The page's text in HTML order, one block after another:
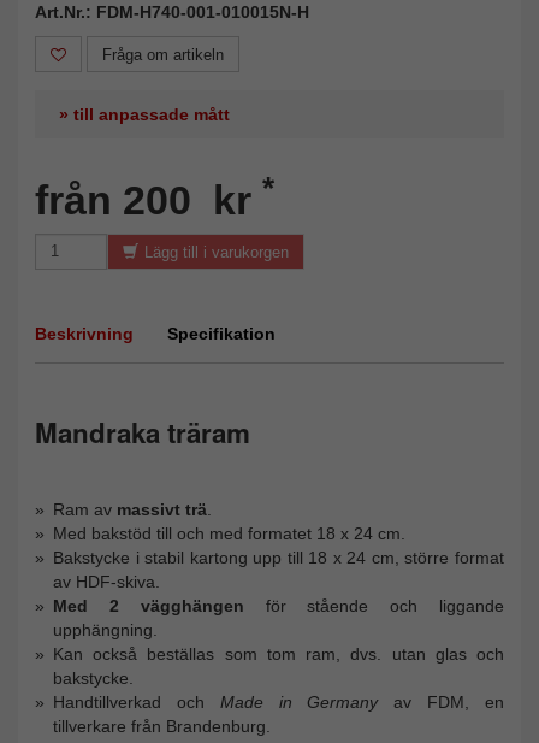
Art.Nr.: FDM-H740-001-010015N-H
Fråga om artikeln
» till anpassade mått
från 200 kr *
Lägg till i varukorgen
Beskrivning Specifikation
Mandraka träram
Ram av massivt trä
Med bakstöd till och med formatet 18 x 24 cm.
Bakstycke i stabil kartong upp till 18 x 24 cm, större format
av HDF-skiva.
Med 2 vägghängen för stående och liggande
upphängning.
Kan också beställas som tom ram, dvs. utan glas och
bakstycke.
Handtillverkad och Made in Germanyav FDM, en
tillverkare från Brandenburg.